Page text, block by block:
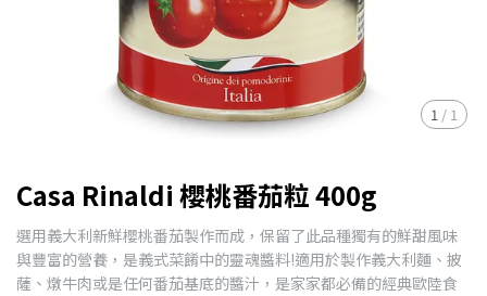
1 / 1
Casa Rinaldi 櫻桃番茄粒 400g
選用義大利新鮮櫻桃番茄製作而成，保留了此品種獨有的鮮甜風味
與豐富的營養，是義式菜餚中的靈魂醬料!適用於製作義大利麵、披
薩、燉牛肉或是任何番茄基底的醬汁，是家家都必備的經典歐陸食